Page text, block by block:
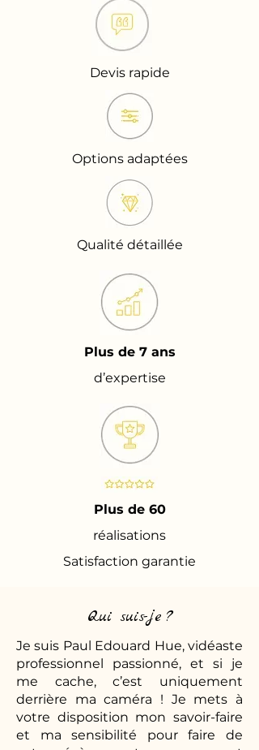
Devis rapide
Options adaptées
Qualité détaillée
Plus de 7 ans
d’expertise
Plus de 60
réalisations
Satisfaction garantie
Qui suis-je ?
Je suis Paul Edouard Hue, vidéaste
professionnel passionné, et si je
me cache, c’est uniquement
derrière ma caméra ! Je mets à
votre disposition mon savoir-faire
et ma sensibilité pour faire de